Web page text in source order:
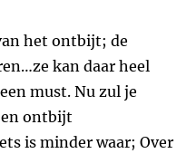
het ontbijt; de
kan daar heel
must. Nu zul je
ontbijt
is minder waar; Over